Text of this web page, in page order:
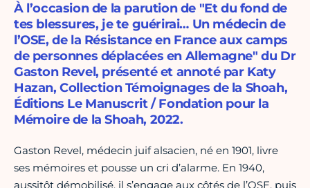
À l’occasion de la parution de "Et du fond de
tes blessures, je te guérirai… Un médecin de
l’OSE, de la Résistance en France aux camps
de personnes déplacées en Allemagne" du Dr
Gaston Revel, présenté et annoté par Katy
Hazan, Collection Témoignages de la Shoah,
Éditions Le Manuscrit / Fondation pour la
Mémoire de la Shoah, 2022.
Gaston Revel, médecin juif alsacien, né en 1901, livre
ses mémoires et pousse un cri d’alarme. En 1940,
aussitôt démobilisé, il s’engage aux côtés de l’OSE, puis